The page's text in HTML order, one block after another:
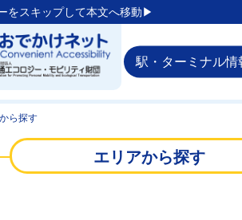
をスキップして本文へ移動▶︎
駅・ターミナル情
ら探す
エリアから探す